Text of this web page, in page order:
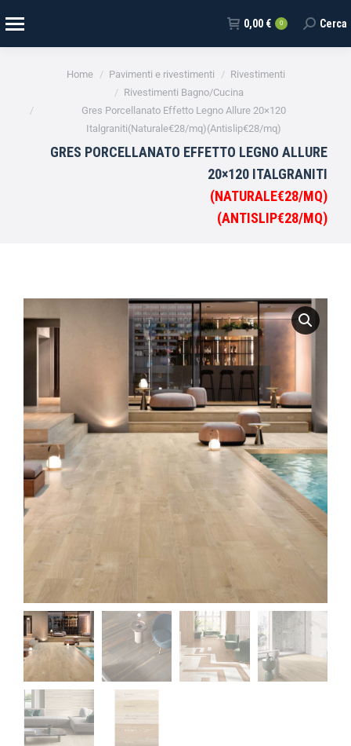
0,00 € 0 Cerca
Tu sei qui:Home Pavimenti e rivestimenti
Rivestimenti
Rivestimenti Bagno/Cucina
Gres Porcellanato Effetto Legno Allure 20×120
Italgraniti(Naturale€28/mq)(Antislip€28/mq)
GRES PORCELLANATO EFFETTO LEGNO ALLURE
20×120 ITALGRANITI
(NATURALE€28/MQ)
(ANTISLIP€28/MQ)